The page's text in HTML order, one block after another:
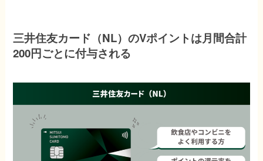
三井住友カード（NL）のVポイントは月間合計
200円ごとに付与される